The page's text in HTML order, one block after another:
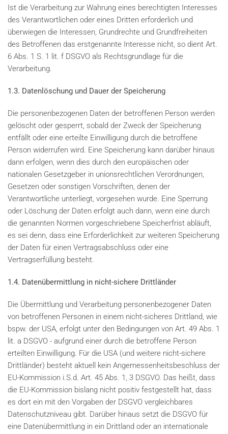
Ist die Verarbeitung zur Wahrung eines berechtigten Interesses
des Verantwortlichen oder eines Dritten erforderlich und
überwiegen die Interessen, Grundrechte und Grundfreiheiten
des Betroffenen das erstgenannte Interesse nicht, so dient Art.
6 Abs. 1 S. 1 lit. f DSGVO als Rechtsgrundlage für die
Verarbeitung.
1.3. Datenlöschung und Dauer der Speicherung
Die personenbezogenen Daten der betroffenen Person werden
gelöscht oder gesperrt, sobald der Zweck der Speicherung
entfällt oder eine erteilte Einwilligung durch die betroffene
Person widerrufen wird. Eine Speicherung kann darüber hinaus
dann erfolgen, wenn dies durch den europäischen oder
nationalen Gesetzgeber in unionsrechtlichen Verordnungen,
Gesetzen oder sonstigen Vorschriften, denen der
Verantwortliche unterliegt, vorgesehen wurde. Eine Sperrung
oder Löschung der Daten erfolgt auch dann, wenn eine durch
die genannten Normen vorgeschriebene Speicherfrist abläuft,
es sei denn, dass eine Erforderlichkeit zur weiteren Speicherung
der Daten für einen Vertragsabschluss oder eine
Vertragserfüllung besteht.
1.4. Datenübermittlung in nicht-sichere Drittländer
Die Übermittlung und Verarbeitung personenbezogener Daten
von betroffenen Personen in einem nicht-sicheres Drittland, wie
bspw. der USA, erfolgt unter den Bedingungen von Art. 49 Abs. 1
lit. a DSGVO - aufgrund einer durch die betroffene Person
erteilten Einwilligung. Für die USA (und weitere nicht-sichere
Drittländer) besteht aktuell kein Angemessenheitsbeschluss der
EU-Kommission i.S.d. Art. 45 Abs. 1, 3 DSGVO. Das heißt, dass
die EU-Kommission bislang nicht positiv festgestellt hat, dass
es dort ein mit den Vorgaben der DSGVO vergleichbares
Datenschutzniveau gibt. Darüber hinaus setzt die DSGVO für
eine Datenübermittlung in ein Drittland oder an internationale